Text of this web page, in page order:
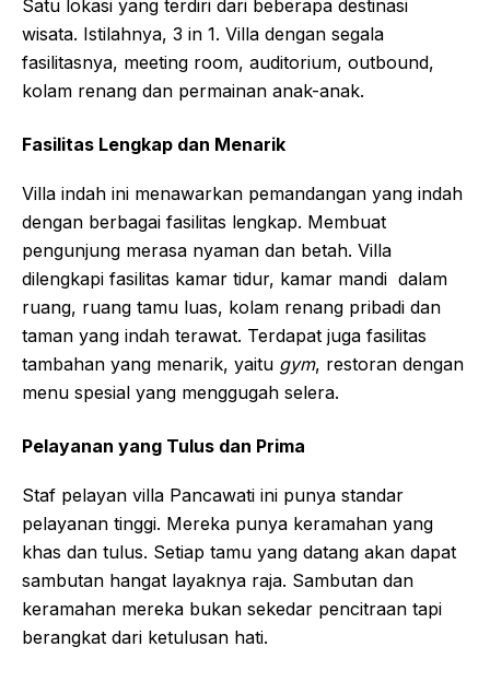
Satu lokasi yang terdiri dari beberapa destinasi
wisata. Istilahnya, 3 in 1. Villa dengan segala
fasilitasnya, meeting room, auditorium, outbound,
kolam renang dan permainan anak-anak.
Fasilitas Lengkap dan Menarik
Villa indah ini menawarkan pemandangan yang indah
dengan berbagai fasilitas lengkap. Membuat
pengunjung merasa nyaman dan betah. Villa
dilengkapi fasilitas kamar tidur, kamar mandi dalam
ruang, ruang tamu luas, kolam renang pribadi dan
taman yang indah terawat. Terdapat juga fasilitas
tambahan yang menarik, yaitu gym, restoran dengan
menu spesial yang menggugah selera.
Pelayanan yang Tulus dan Prima
Staf pelayan villa Pancawati ini punya standar
pelayanan tinggi. Mereka punya keramahan yang
khas dan tulus. Setiap tamu yang datang akan dapat
sambutan hangat layaknya raja. Sambutan dan
keramahan mereka bukan sekedar pencitraan tapi
berangkat dari ketulusan hati.